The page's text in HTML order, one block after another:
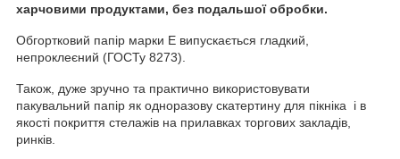
Також, дуже зручно та практично використовувати
пакувальний папір як одноразову скатертину для пікніка і в
якості покриття стелажів на прилавках торгових закладів,
ринків.
Обгортковий папір марки Е випускається гладкий,
непроклеєний (ГОСТу 8273).
харчовими продуктами, без подальшої обробки.